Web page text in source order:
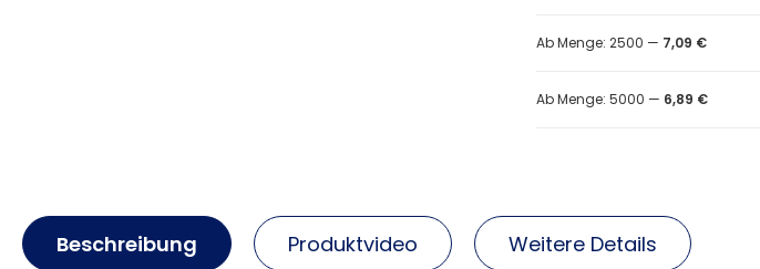
Ab Menge: 2500 — 7,09 €
Ab Menge: 5000 — 6,89 €
Beschreibung Produktvideo Weitere Details